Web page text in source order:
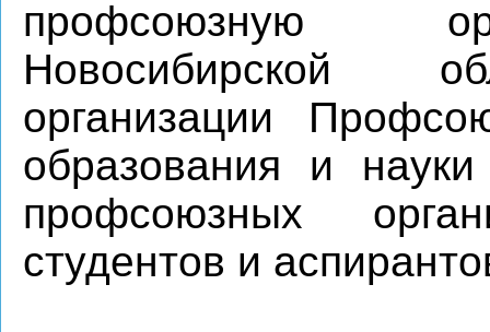
профсоюзную
Новосибирской
организации
образования и
профсоюзных
студентов и